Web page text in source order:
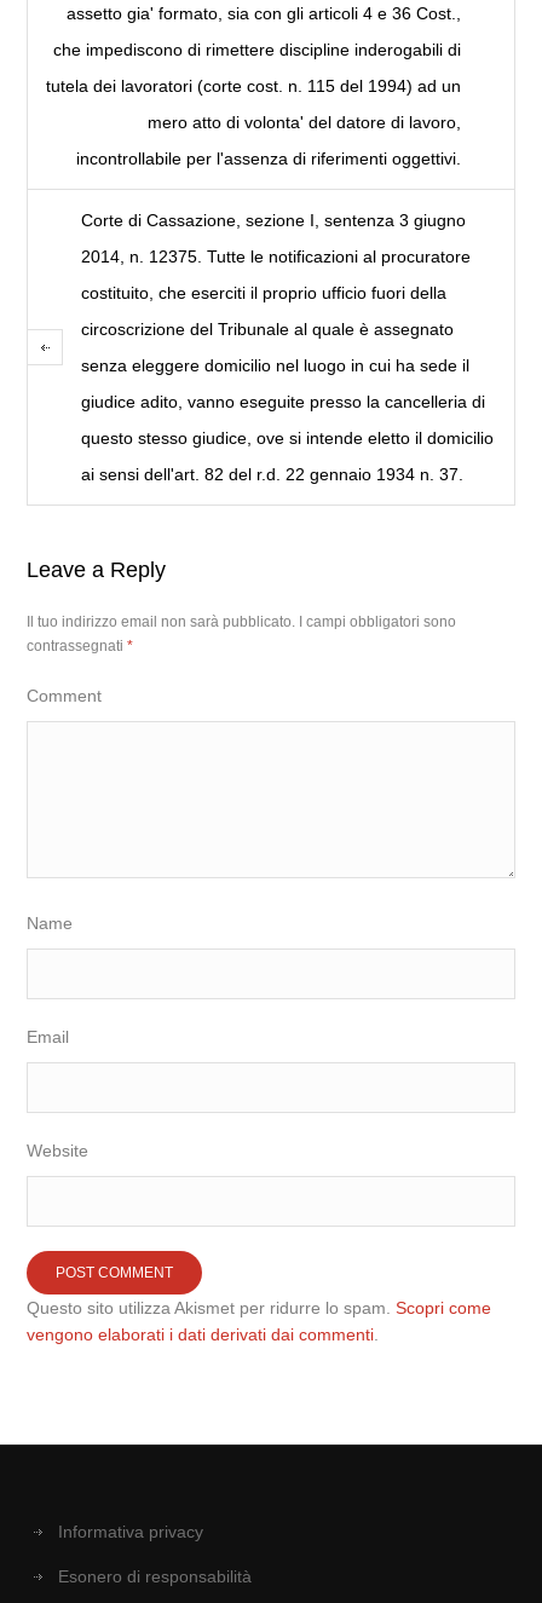
assetto gia' formato, sia con gli articoli 4 e 36 Cost.,
che impediscono di rimettere discipline inderogabili di
tutela dei lavoratori (corte cost. n. 115 del 1994) ad un
mero atto di volonta' del datore di lavoro,
incontrollabile per l'assenza di riferimenti oggettivi.
Corte di Cassazione, sezione I, sentenza 3 giugno
2014, n. 12375. Tutte le notificazioni al procuratore
costituito, che eserciti il proprio ufficio fuori della
circoscrizione del Tribunale al quale è assegnato
senza eleggere domicilio nel luogo in cui ha sede il
giudice adito, vanno eseguite presso la cancelleria di
questo stesso giudice, ove si intende eletto il domicilio
ai sensi dell'art. 82 del r.d. 22 gennaio 1934 n. 37.
Leave a Reply
Il tuo indirizzo email non sarà pubblicato.
I campi obbligatori sono
contrassegnati*
Comment
Name
Email
Website
Questo sito utilizza Akismet per ridurre lo spam.Scopri come
vengono elaborati i dati derivati dai commenti
Informativa privacy
Esonero di responsabilità